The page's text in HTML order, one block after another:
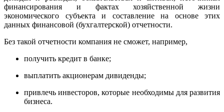
финансирования и фактах хозяйственной жизни
экономического субъекта и составление на основе этих
данных финансовой (бухгалтерской) отчетности.
Без такой отчетности компания не сможет, например,
получить кредит в банке;
выплатить акционерам дивиденды;
привлечь инвесторов, которые необходимы для развития
бизнеса.